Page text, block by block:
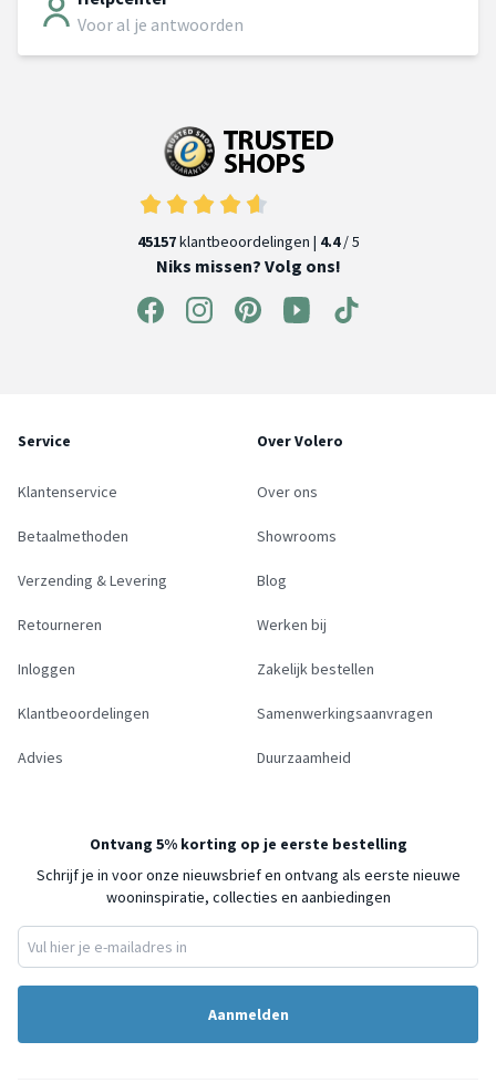
Voor al je antwoorden
45157klantbeoordelingen | 4.4/ 5
Niks missen? Volg ons!
Service
Klantenservice
Betaalmethoden
Verzending & Levering
Retourneren
Inloggen
Klantbeoordelingen
Advies
Over Volero
Over ons
Showrooms
Blog
Werken bij
Zakelijk bestellen
Samenwerkingsaanvragen
Duurzaamheid
Ontvang 5% korting op je eerste bestelling
Schrijf je in voor onze nieuwsbrief en ontvang als eerste nieuwe
wooninspiratie, collecties en aanbiedingen
Aanmelden